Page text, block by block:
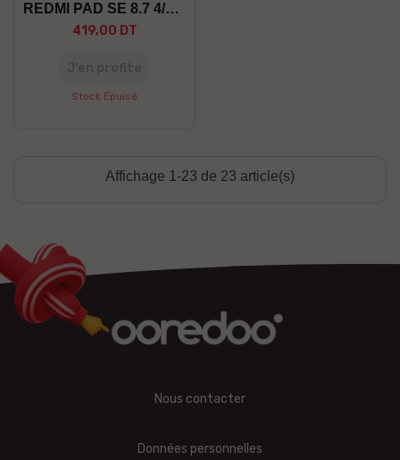
REDMI PAD SE 8.7 4/128
419,00 DT
Stock Épuisé
Affichage 1-23 de 23 article(s)
Nous contacter
Données personnelles